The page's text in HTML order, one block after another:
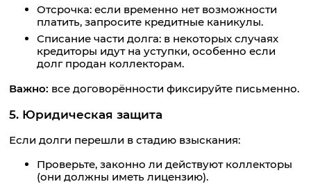
Отсрочка: если временно нет возможности
платить, запросите кредитные каникулы.
Списание части долга: в некоторых случаях
кредиторы идут на уступки, особенно если
долг продан коллекторам.
Важно: все договорённости фиксируйте письменно.
5. Юридическая защита
Если долги перешли в стадию взыскания:
Проверьте, законно ли действуют коллекторы
(они должны иметь лицензию).